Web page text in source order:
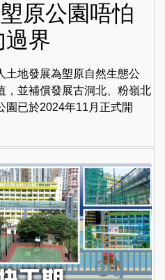
原公園唔怕
界
土地發展為塱原自然生態公
，並補償發展古洞北、粉嶺北
園已於2024年11月正式開